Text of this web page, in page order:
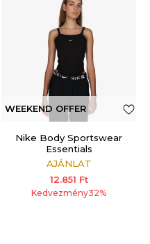
WEEKEND OFFER
ADDITIONAL 15%
Nike Body Sportswear
Essentials
AJÁNLAT
12.851 Ft
Kedvezmény32%